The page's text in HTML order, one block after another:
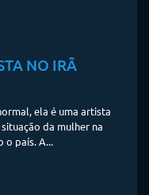
NO IRÃ
ela é uma artista
da mulher na
o país. A...